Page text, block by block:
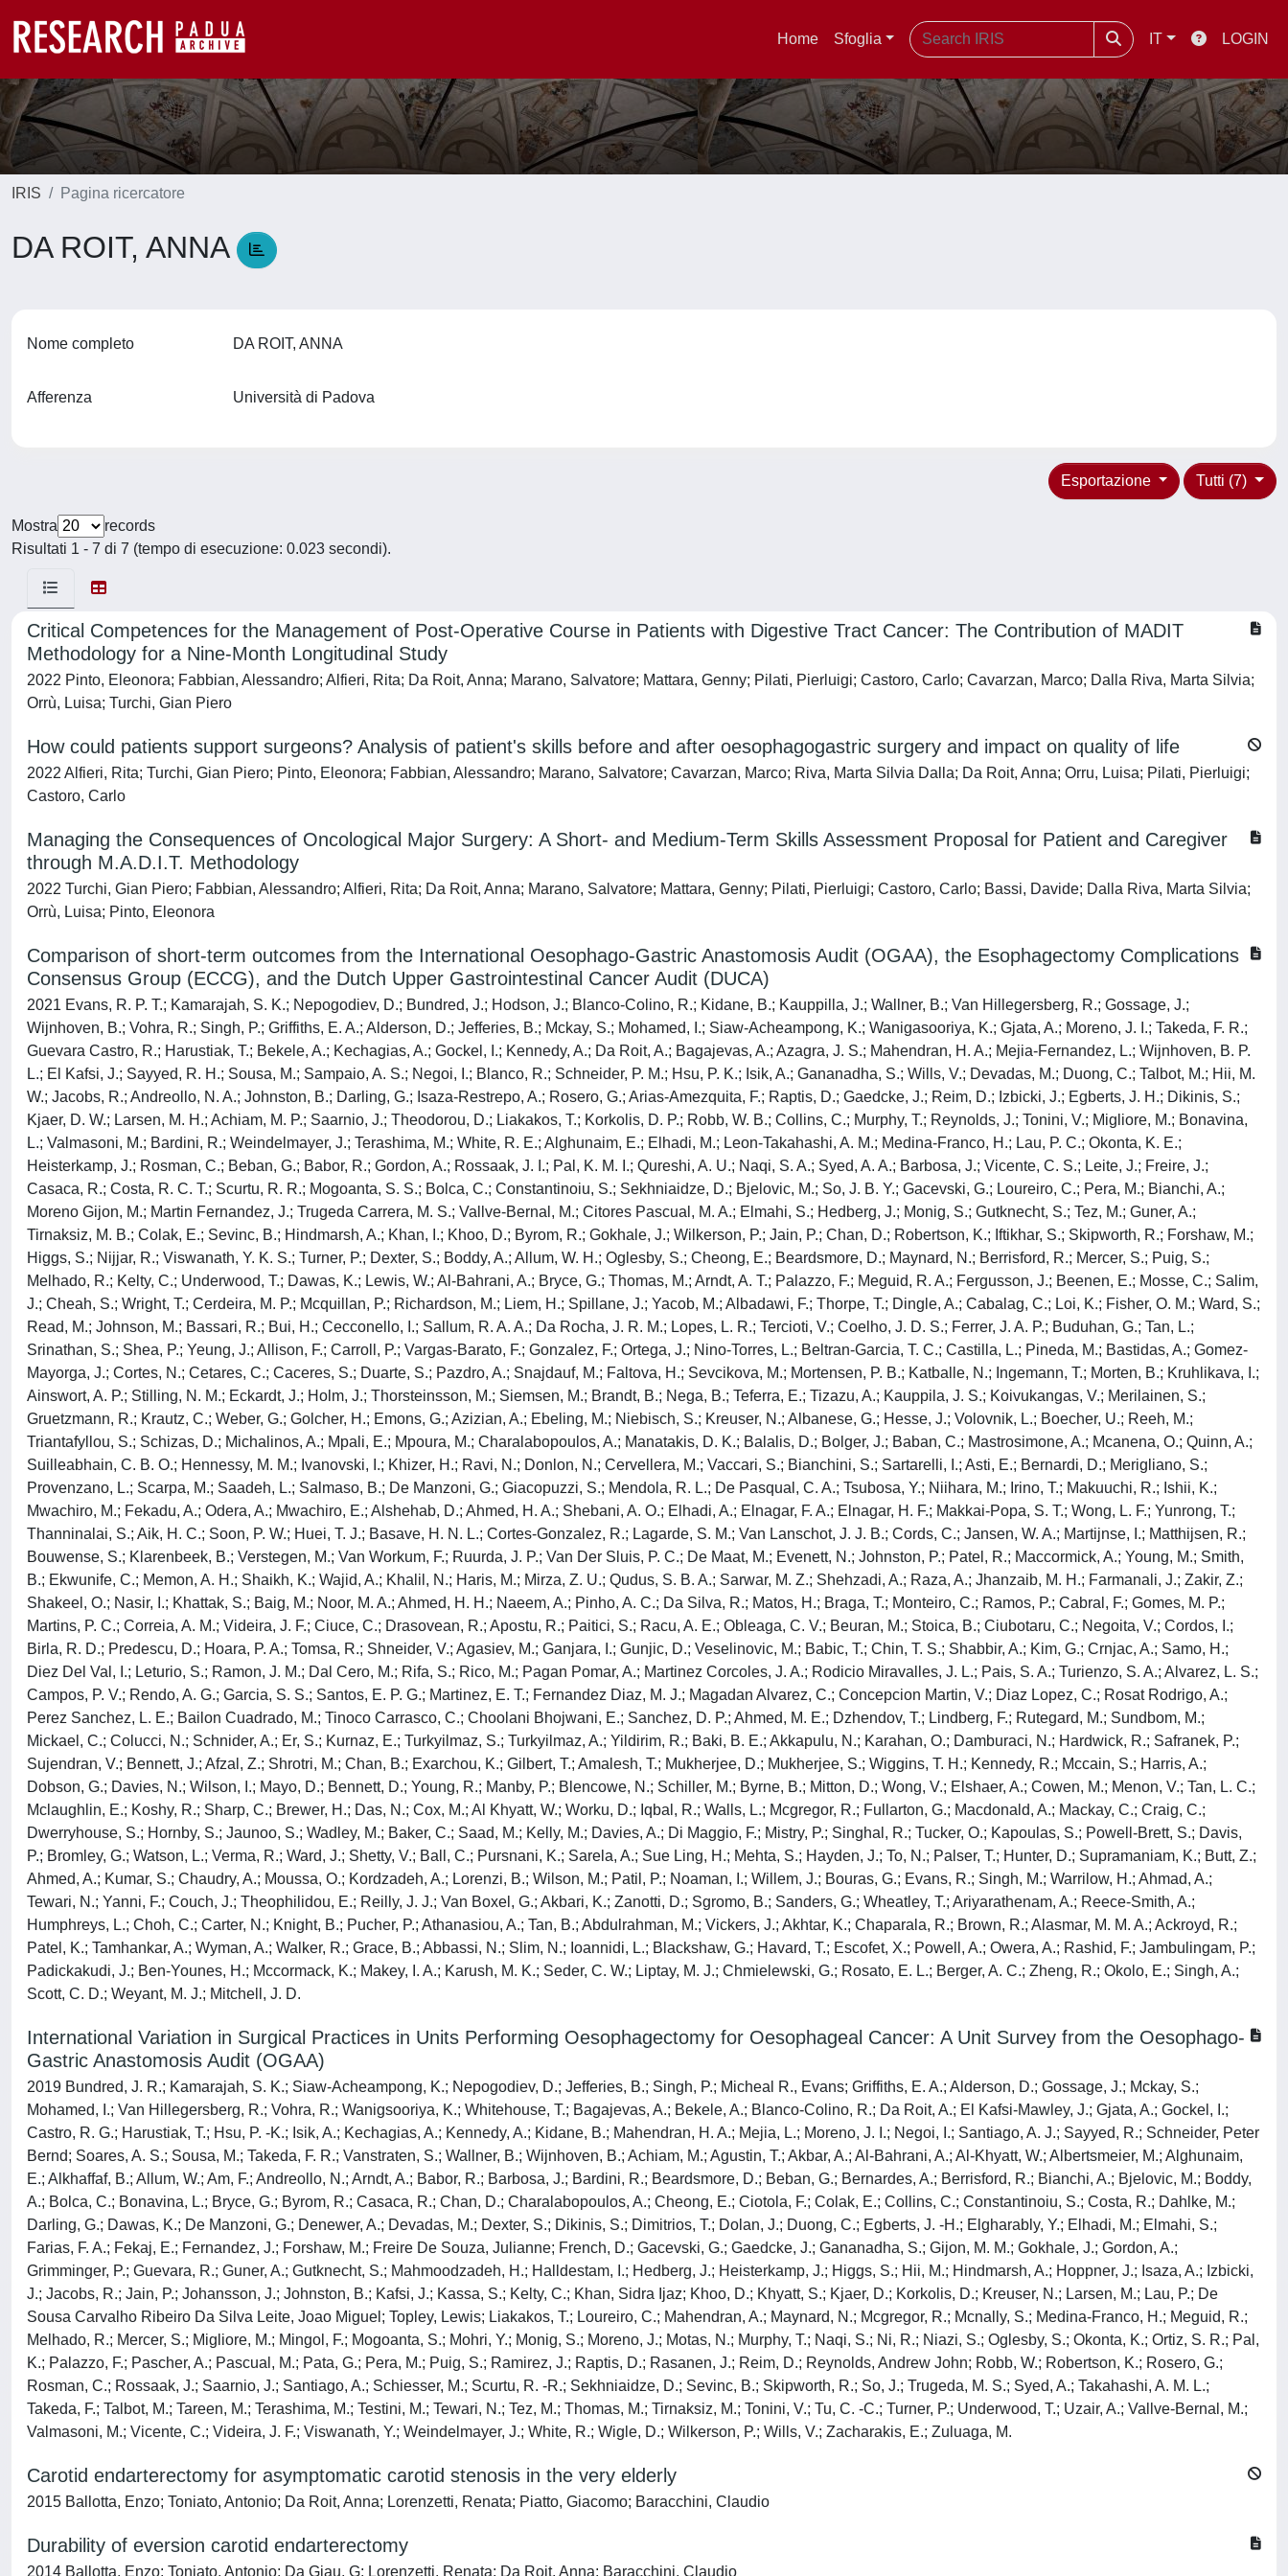
Home Sfoglia IT LOGIN
IRIS Pagina ricercatore
DA ROIT, ANNA
Nome completo DA ROIT, ANNA
Afferenza Università di Padova
Tutti (7)
Esportazione
Mostra
records
Risultati 1 - 7 di 7 (tempo di esecuzione: 0.023 secondi).
Critical Competences for the Management of Post-Operative Course in Patients with Digestive Tract Cancer: The Contribution of MADIT
Methodology for a Nine-Month Longitudinal Study
2022 Pinto, Eleonora; Fabbian, Alessandro; Alfieri, Rita; Da Roit, Anna; Marano, Salvatore; Mattara, Genny; Pilati, Pierluigi; Castoro, Carlo; Cavarzan, Marco; Dalla Riva, Marta Silvia;
Orrù, Luisa; Turchi, Gian Piero
How could patients support surgeons? Analysis of patient's skills before and after oesophagogastric surgery and impact on quality of life
2022 Alfieri, Rita; Turchi, Gian Piero; Pinto, Eleonora; Fabbian, Alessandro; Marano, Salvatore; Cavarzan, Marco; Riva, Marta Silvia Dalla; Da Roit, Anna; Orru, Luisa; Pilati, Pierluigi;
Castoro, Carlo
Managing the Consequences of Oncological Major Surgery: A Short- and Medium-Term Skills Assessment Proposal for Patient and Caregiver
through M.A.D.I.T. Methodology
2022 Turchi, Gian Piero; Fabbian, Alessandro; Alfieri, Rita; Da Roit, Anna; Marano, Salvatore; Mattara, Genny; Pilati, Pierluigi; Castoro, Carlo; Bassi, Davide; Dalla Riva, Marta Silvia;
Orrù, Luisa; Pinto, Eleonora
Comparison of short-term outcomes from the International Oesophago-Gastric Anastomosis Audit (OGAA), the Esophagectomy Complications
Consensus Group (ECCG), and the Dutch Upper Gastrointestinal Cancer Audit (DUCA)
2021 Evans, R. P. T.; Kamarajah, S. K.; Nepogodiev, D.; Bundred, J.; Hodson, J.; Blanco-Colino, R.; Kidane, B.; Kauppilla, J.; Wallner, B.; Van Hillegersberg, R.; Gossage, J.;
Wijnhoven, B.; Vohra, R.; Singh, P.; Griffiths, E. A.; Alderson, D.; Jefferies, B.; Mckay, S.; Mohamed, I.; Siaw-Acheampong, K.; Wanigasooriya, K.; Gjata, A.; Moreno, J. I.; Takeda, F. R.;
Guevara Castro, R.; Harustiak, T.; Bekele, A.; Kechagias, A.; Gockel, I.; Kennedy, A.; Da Roit, A.; Bagajevas, A.; Azagra, J. S.; Mahendran, H. A.; Mejia-Fernandez, L.; Wijnhoven, B. P.
L.; El Kafsi, J.; Sayyed, R. H.; Sousa, M.; Sampaio, A. S.; Negoi, I.; Blanco, R.; Schneider, P. M.; Hsu, P. K.; Isik, A.; Gananadha, S.; Wills, V.; Devadas, M.; Duong, C.; Talbot, M.; Hii, M.
W.; Jacobs, R.; Andreollo, N. A.; Johnston, B.; Darling, G.; Isaza-Restrepo, A.; Rosero, G.; Arias-Amezquita, F.; Raptis, D.; Gaedcke, J.; Reim, D.; Izbicki, J.; Egberts, J. H.; Dikinis, S.;
Kjaer, D. W.; Larsen, M. H.; Achiam, M. P.; Saarnio, J.; Theodorou, D.; Liakakos, T.; Korkolis, D. P.; Robb, W. B.; Collins, C.; Murphy, T.; Reynolds, J.; Tonini, V.; Migliore, M.; Bonavina,
L.; Valmasoni, M.; Bardini, R.; Weindelmayer, J.; Terashima, M.; White, R. E.; Alghunaim, E.; Elhadi, M.; Leon-Takahashi, A. M.; Medina-Franco, H.; Lau, P. C.; Okonta, K. E.;
Heisterkamp, J.; Rosman, C.; Beban, G.; Babor, R.; Gordon, A.; Rossaak, J. I.; Pal, K. M. I.; Qureshi, A. U.; Naqi, S. A.; Syed, A. A.; Barbosa, J.; Vicente, C. S.; Leite, J.; Freire, J.;
Casaca, R.; Costa, R. C. T.; Scurtu, R. R.; Mogoanta, S. S.; Bolca, C.; Constantinoiu, S.; Sekhniaidze, D.; Bjelovic, M.; So, J. B. Y.; Gacevski, G.; Loureiro, C.; Pera, M.; Bianchi, A.;
Moreno Gijon, M.; Martin Fernandez, J.; Trugeda Carrera, M. S.; Vallve-Bernal, M.; Citores Pascual, M. A.; Elmahi, S.; Hedberg, J.; Monig, S.; Gutknecht, S.; Tez, M.; Guner, A.;
Tirnaksiz, M. B.; Colak, E.; Sevinc, B.; Hindmarsh, A.; Khan, I.; Khoo, D.; Byrom, R.; Gokhale, J.; Wilkerson, P.; Jain, P.; Chan, D.; Robertson, K.; Iftikhar, S.; Skipworth, R.; Forshaw, M.;
Higgs, S.; Nijjar, R.; Viswanath, Y. K. S.; Turner, P.; Dexter, S.; Boddy, A.; Allum, W. H.; Oglesby, S.; Cheong, E.; Beardsmore, D.; Maynard, N.; Berrisford, R.; Mercer, S.; Puig, S.;
Melhado, R.; Kelty, C.; Underwood, T.; Dawas, K.; Lewis, W.; Al-Bahrani, A.; Bryce, G.; Thomas, M.; Arndt, A. T.; Palazzo, F.; Meguid, R. A.; Fergusson, J.; Beenen, E.; Mosse, C.; Salim,
J.; Cheah, S.; Wright, T.; Cerdeira, M. P.; Mcquillan, P.; Richardson, M.; Liem, H.; Spillane, J.; Yacob, M.; Albadawi, F.; Thorpe, T.; Dingle, A.; Cabalag, C.; Loi, K.; Fisher, O. M.; Ward, S.;
Read, M.; Johnson, M.; Bassari, R.; Bui, H.; Cecconello, I.; Sallum, R. A. A.; Da Rocha, J. R. M.; Lopes, L. R.; Tercioti, V.; Coelho, J. D. S.; Ferrer, J. A. P.; Buduhan, G.; Tan, L.;
Srinathan, S.; Shea, P.; Yeung, J.; Allison, F.; Carroll, P.; Vargas-Barato, F.; Gonzalez, F.; Ortega, J.; Nino-Torres, L.; Beltran-Garcia, T. C.; Castilla, L.; Pineda, M.; Bastidas, A.; Gomez-
Mayorga, J.; Cortes, N.; Cetares, C.; Caceres, S.; Duarte, S.; Pazdro, A.; Snajdauf, M.; Faltova, H.; Sevcikova, M.; Mortensen, P. B.; Katballe, N.; Ingemann, T.; Morten, B.; Kruhlikava, I.;
Ainswort, A. P.; Stilling, N. M.; Eckardt, J.; Holm, J.; Thorsteinsson, M.; Siemsen, M.; Brandt, B.; Nega, B.; Teferra, E.; Tizazu, A.; Kauppila, J. S.; Koivukangas, V.; Merilainen, S.;
Gruetzmann, R.; Krautz, C.; Weber, G.; Golcher, H.; Emons, G.; Azizian, A.; Ebeling, M.; Niebisch, S.; Kreuser, N.; Albanese, G.; Hesse, J.; Volovnik, L.; Boecher, U.; Reeh, M.;
Triantafyllou, S.; Schizas, D.; Michalinos, A.; Mpali, E.; Mpoura, M.; Charalabopoulos, A.; Manatakis, D. K.; Balalis, D.; Bolger, J.; Baban, C.; Mastrosimone, A.; Mcanena, O.; Quinn, A.;
Suilleabhain, C. B. O.; Hennessy, M. M.; Ivanovski, I.; Khizer, H.; Ravi, N.; Donlon, N.; Cervellera, M.; Vaccari, S.; Bianchini, S.; Sartarelli, I.; Asti, E.; Bernardi, D.; Merigliano, S.;
Provenzano, L.; Scarpa, M.; Saadeh, L.; Salmaso, B.; De Manzoni, G.; Giacopuzzi, S.; Mendola, R. L.; De Pasqual, C. A.; Tsubosa, Y.; Niihara, M.; Irino, T.; Makuuchi, R.; Ishii, K.;
Mwachiro, M.; Fekadu, A.; Odera, A.; Mwachiro, E.; Alshehab, D.; Ahmed, H. A.; Shebani, A. O.; Elhadi, A.; Elnagar, F. A.; Elnagar, H. F.; Makkai-Popa, S. T.; Wong, L. F.; Yunrong, T.;
Thanninalai, S.; Aik, H. C.; Soon, P. W.; Huei, T. J.; Basave, H. N. L.; Cortes-Gonzalez, R.; Lagarde, S. M.; Van Lanschot, J. J. B.; Cords, C.; Jansen, W. A.; Martijnse, I.; Matthijsen, R.;
Bouwense, S.; Klarenbeek, B.; Verstegen, M.; Van Workum, F.; Ruurda, J. P.; Van Der Sluis, P. C.; De Maat, M.; Evenett, N.; Johnston, P.; Patel, R.; Maccormick, A.; Young, M.; Smith,
B.; Ekwunife, C.; Memon, A. H.; Shaikh, K.; Wajid, A.; Khalil, N.; Haris, M.; Mirza, Z. U.; Qudus, S. B. A.; Sarwar, M. Z.; Shehzadi, A.; Raza, A.; Jhanzaib, M. H.; Farmanali, J.; Zakir, Z.;
Shakeel, O.; Nasir, I.; Khattak, S.; Baig, M.; Noor, M. A.; Ahmed, H. H.; Naeem, A.; Pinho, A. C.; Da Silva, R.; Matos, H.; Braga, T.; Monteiro, C.; Ramos, P.; Cabral, F.; Gomes, M. P.;
Martins, P. C.; Correia, A. M.; Videira, J. F.; Ciuce, C.; Drasovean, R.; Apostu, R.; Paitici, S.; Racu, A. E.; Obleaga, C. V.; Beuran, M.; Stoica, B.; Ciubotaru, C.; Negoita, V.; Cordos, I.;
Birla, R. D.; Predescu, D.; Hoara, P. A.; Tomsa, R.; Shneider, V.; Agasiev, M.; Ganjara, I.; Gunjic, D.; Veselinovic, M.; Babic, T.; Chin, T. S.; Shabbir, A.; Kim, G.; Crnjac, A.; Samo, H.;
Diez Del Val, I.; Leturio, S.; Ramon, J. M.; Dal Cero, M.; Rifa, S.; Rico, M.; Pagan Pomar, A.; Martinez Corcoles, J. A.; Rodicio Miravalles, J. L.; Pais, S. A.; Turienzo, S. A.; Alvarez, L. S.;
Campos, P. V.; Rendo, A. G.; Garcia, S. S.; Santos, E. P. G.; Martinez, E. T.; Fernandez Diaz, M. J.; Magadan Alvarez, C.; Concepcion Martin, V.; Diaz Lopez, C.; Rosat Rodrigo, A.;
Perez Sanchez, L. E.; Bailon Cuadrado, M.; Tinoco Carrasco, C.; Choolani Bhojwani, E.; Sanchez, D. P.; Ahmed, M. E.; Dzhendov, T.; Lindberg, F.; Rutegard, M.; Sundbom, M.;
Mickael, C.; Colucci, N.; Schnider, A.; Er, S.; Kurnaz, E.; Turkyilmaz, S.; Turkyilmaz, A.; Yildirim, R.; Baki, B. E.; Akkapulu, N.; Karahan, O.; Damburaci, N.; Hardwick, R.; Safranek, P.;
Sujendran, V.; Bennett, J.; Afzal, Z.; Shrotri, M.; Chan, B.; Exarchou, K.; Gilbert, T.; Amalesh, T.; Mukherjee, D.; Mukherjee, S.; Wiggins, T. H.; Kennedy, R.; Mccain, S.; Harris, A.;
Dobson, G.; Davies, N.; Wilson, I.; Mayo, D.; Bennett, D.; Young, R.; Manby, P.; Blencowe, N.; Schiller, M.; Byrne, B.; Mitton, D.; Wong, V.; Elshaer, A.; Cowen, M.; Menon, V.; Tan, L. C.;
Mclaughlin, E.; Koshy, R.; Sharp, C.; Brewer, H.; Das, N.; Cox, M.; Al Khyatt, W.; Worku, D.; Iqbal, R.; Walls, L.; Mcgregor, R.; Fullarton, G.; Macdonald, A.; Mackay, C.; Craig, C.;
Dwerryhouse, S.; Hornby, S.; Jaunoo, S.; Wadley, M.; Baker, C.; Saad, M.; Kelly, M.; Davies, A.; Di Maggio, F.; Mistry, P.; Singhal, R.; Tucker, O.; Kapoulas, S.; Powell-Brett, S.; Davis,
P.; Bromley, G.; Watson, L.; Verma, R.; Ward, J.; Shetty, V.; Ball, C.; Pursnani, K.; Sarela, A.; Sue Ling, H.; Mehta, S.; Hayden, J.; To, N.; Palser, T.; Hunter, D.; Supramaniam, K.; Butt, Z.;
Ahmed, A.; Kumar, S.; Chaudry, A.; Moussa, O.; Kordzadeh, A.; Lorenzi, B.; Wilson, M.; Patil, P.; Noaman, I.; Willem, J.; Bouras, G.; Evans, R.; Singh, M.; Warrilow, H.; Ahmad, A.;
Tewari, N.; Yanni, F.; Couch, J.; Theophilidou, E.; Reilly, J. J.; Van Boxel, G.; Akbari, K.; Zanotti, D.; Sgromo, B.; Sanders, G.; Wheatley, T.; Ariyarathenam, A.; Reece-Smith, A.;
Humphreys, L.; Choh, C.; Carter, N.; Knight, B.; Pucher, P.; Athanasiou, A.; Tan, B.; Abdulrahman, M.; Vickers, J.; Akhtar, K.; Chaparala, R.; Brown, R.; Alasmar, M. M. A.; Ackroyd, R.;
Patel, K.; Tamhankar, A.; Wyman, A.; Walker, R.; Grace, B.; Abbassi, N.; Slim, N.; Ioannidi, L.; Blackshaw, G.; Havard, T.; Escofet, X.; Powell, A.; Owera, A.; Rashid, F.; Jambulingam, P.;
Padickakudi, J.; Ben-Younes, H.; Mccormack, K.; Makey, I. A.; Karush, M. K.; Seder, C. W.; Liptay, M. J.; Chmielewski, G.; Rosato, E. L.; Berger, A. C.; Zheng, R.; Okolo, E.; Singh, A.;
Scott, C. D.; Weyant, M. J.; Mitchell, J. D.
International Variation in Surgical Practices in Units Performing Oesophagectomy for Oesophageal Cancer: A Unit Survey from the Oesophago-
Gastric Anastomosis Audit (OGAA)
2019 Bundred, J. R.; Kamarajah, S. K.; Siaw-Acheampong, K.; Nepogodiev, D.; Jefferies, B.; Singh, P.; Micheal R., Evans; Griffiths, E. A.; Alderson, D.; Gossage, J.; Mckay, S.;
Mohamed, I.; Van Hillegersberg, R.; Vohra, R.; Wanigsooriya, K.; Whitehouse, T.; Bagajevas, A.; Bekele, A.; Blanco-Colino, R.; Da Roit, A.; El Kafsi-Mawley, J.; Gjata, A.; Gockel, I.;
Castro, R. G.; Harustiak, T.; Hsu, P. -K.; Isik, A.; Kechagias, A.; Kennedy, A.; Kidane, B.; Mahendran, H. A.; Mejia, L.; Moreno, J. I.; Negoi, I.; Santiago, A. J.; Sayyed, R.; Schneider, Peter
Bernd; Soares, A. S.; Sousa, M.; Takeda, F. R.; Vanstraten, S.; Wallner, B.; Wijnhoven, B.; Achiam, M.; Agustin, T.; Akbar, A.; Al-Bahrani, A.; Al-Khyatt, W.; Albertsmeier, M.; Alghunaim,
E.; Alkhaffaf, B.; Allum, W.; Am, F.; Andreollo, N.; Arndt, A.; Babor, R.; Barbosa, J.; Bardini, R.; Beardsmore, D.; Beban, G.; Bernardes, A.; Berrisford, R.; Bianchi, A.; Bjelovic, M.; Boddy,
A.; Bolca, C.; Bonavina, L.; Bryce, G.; Byrom, R.; Casaca, R.; Chan, D.; Charalabopoulos, A.; Cheong, E.; Ciotola, F.; Colak, E.; Collins, C.; Constantinoiu, S.; Costa, R.; Dahlke, M.;
Darling, G.; Dawas, K.; De Manzoni, G.; Denewer, A.; Devadas, M.; Dexter, S.; Dikinis, S.; Dimitrios, T.; Dolan, J.; Duong, C.; Egberts, J. -H.; Elgharably, Y.; Elhadi, M.; Elmahi, S.;
Farias, F. A.; Fekaj, E.; Fernandez, J.; Forshaw, M.; Freire De Souza, Julianne; French, D.; Gacevski, G.; Gaedcke, J.; Gananadha, S.; Gijon, M. M.; Gokhale, J.; Gordon, A.;
Grimminger, P.; Guevara, R.; Guner, A.; Gutknecht, S.; Mahmoodzadeh, H.; Halldestam, I.; Hedberg, J.; Heisterkamp, J.; Higgs, S.; Hii, M.; Hindmarsh, A.; Hoppner, J.; Isaza, A.; Izbicki,
J.; Jacobs, R.; Jain, P.; Johansson, J.; Johnston, B.; Kafsi, J.; Kassa, S.; Kelty, C.; Khan, Sidra Ijaz; Khoo, D.; Khyatt, S.; Kjaer, D.; Korkolis, D.; Kreuser, N.; Larsen, M.; Lau, P.; De
Sousa Carvalho Ribeiro Da Silva Leite, Joao Miguel; Topley, Lewis; Liakakos, T.; Loureiro, C.; Mahendran, A.; Maynard, N.; Mcgregor, R.; Mcnally, S.; Medina-Franco, H.; Meguid, R.;
Melhado, R.; Mercer, S.; Migliore, M.; Mingol, F.; Mogoanta, S.; Mohri, Y.; Monig, S.; Moreno, J.; Motas, N.; Murphy, T.; Naqi, S.; Ni, R.; Niazi, S.; Oglesby, S.; Okonta, K.; Ortiz, S. R.; Pal,
K.; Palazzo, F.; Pascher, A.; Pascual, M.; Pata, G.; Pera, M.; Puig, S.; Ramirez, J.; Raptis, D.; Rasanen, J.; Reim, D.; Reynolds, Andrew John; Robb, W.; Robertson, K.; Rosero, G.;
Rosman, C.; Rossaak, J.; Saarnio, J.; Santiago, A.; Schiesser, M.; Scurtu, R. -R.; Sekhniaidze, D.; Sevinc, B.; Skipworth, R.; So, J.; Trugeda, M. S.; Syed, A.; Takahashi, A. M. L.;
Takeda, F.; Talbot, M.; Tareen, M.; Terashima, M.; Testini, M.; Tewari, N.; Tez, M.; Thomas, M.; Tirnaksiz, M.; Tonini, V.; Tu, C. -C.; Turner, P.; Underwood, T.; Uzair, A.; Vallve-Bernal, M.;
Valmasoni, M.; Vicente, C.; Videira, J. F.; Viswanath, Y.; Weindelmayer, J.; White, R.; Wigle, D.; Wilkerson, P.; Wills, V.; Zacharakis, E.; Zuluaga, M.
Carotid endarterectomy for asymptomatic carotid stenosis in the very elderly
2015 Ballotta, Enzo; Toniato, Antonio; Da Roit, Anna; Lorenzetti, Renata; Piatto, Giacomo; Baracchini, Claudio
Durability of eversion carotid endarterectomy
2014 Ballotta, Enzo; Toniato, Antonio; Da Giau, G; Lorenzetti, Renata; Da Roit, Anna; Baracchini, Claudio